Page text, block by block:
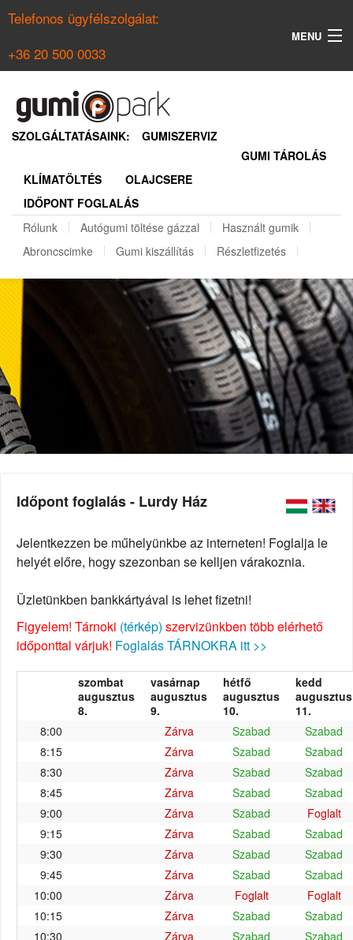
Telefonos ügyfélszolgálat:
+36 20 500 0033
MENU
NYÁRI GUMI KERESŐ
REGISZTRÁCIÓ
SZOLGÁLTATÁSAINK:
GUMISZERVIZ
GUMI TÁROLÁS
KLÍMATÖLTÉS
OLAJCSERE
IDŐPONT FOGLALÁS
Rólunk
Autógumi töltése gázzal
Használt gumik
Abroncscimke
Gumi kiszállítás Részletfizetés
Időpont foglalás - Lurdy Ház
Jelentkezzen be műhelyünkbe az interneten! Foglalja le
helyét előre, hogy szezonban se kelljen várakoznia.
Üzletünkben bankkártyával is lehet fizetni!
Figyelem! Tárnoki (térkép) szervizünkben több elérhető
időponttal várjuk! Foglalás TÁRNOKRA itt >>
szombat
augusztus
8.
vasárnap
augusztus
9.
hétfő
augusztus
10.
kedd
augusztus
11.
8:00
Zárva Szabad
Szabad
8:15
Zárva Szabad
Szabad
8:30
Zárva Szabad
Szabad
8:45
Zárva Szabad
Szabad
9:00
Zárva Szabad
Foglalt
9:15
Zárva Szabad
Szabad
9:30
Zárva Szabad
Szabad
9:45
Zárva Szabad
Szabad
10:00
Zárva Foglalt
Foglalt
10:15
Zárva Szabad
Szabad
10:30
Zárva Szabad
Szabad